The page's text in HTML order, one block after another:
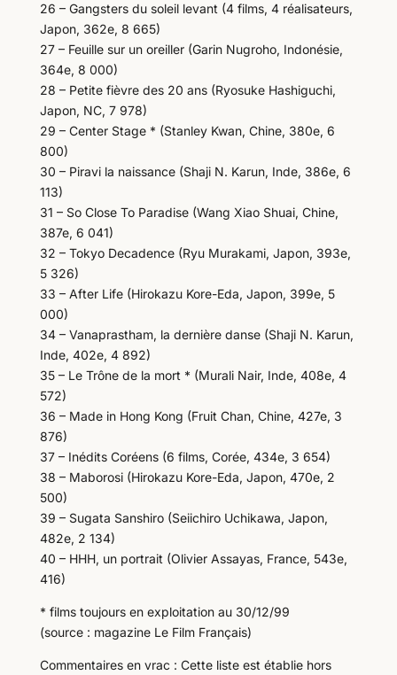
26 – Gangsters du soleil levant (4 films, 4 réalisateurs,
Japon, 362e, 8 665)
27 – Feuille sur un oreiller (Garin Nugroho, Indonésie,
364e, 8 000)
28 – Petite fièvre des 20 ans (Ryosuke Hashiguchi,
Japon, NC, 7 978)
29 – Center Stage * (Stanley Kwan, Chine, 380e, 6
800)
30 – Piravi la naissance (Shaji N. Karun, Inde, 386e, 6
113)
31 – So Close To Paradise (Wang Xiao Shuai, Chine,
387e, 6 041)
32 – Tokyo Decadence (Ryu Murakami, Japon, 393e,
5 326)
33 – After Life (Hirokazu Kore-Eda, Japon, 399e, 5
000)
34 – Vanaprastham, la dernière danse (Shaji N. Karun,
Inde, 402e, 4 892)
35 – Le Trône de la mort * (Murali Nair, Inde, 408e, 4
572)
36 – Made in Hong Kong (Fruit Chan, Chine, 427e, 3
876)
37 – Inédits Coréens (6 films, Corée, 434e, 3 654)
38 – Maborosi (Hirokazu Kore-Eda, Japon, 470e, 2
500)
39 – Sugata Sanshiro (Seiichiro Uchikawa, Japon,
482e, 2 134)
40 – HHH, un portrait (Olivier Assayas, France, 543e,
416)
* films toujours en exploitation au 30/12/99
(source : magazine Le Film Français)
Commentaires en vrac : Cette liste est établie hors